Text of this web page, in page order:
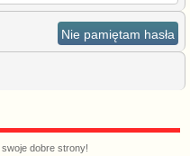
Nie pamiętam hasła
dobre strony!